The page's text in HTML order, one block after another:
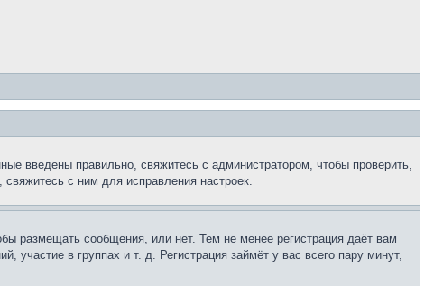
введены правильно, свяжитесь с администратором, чтобы проверить,
с ним для исправления настроек.
размещать сообщения, или нет. Тем не менее регистрация даёт вам
в группах и т. д. Регистрация займёт у вас всего пару минут,